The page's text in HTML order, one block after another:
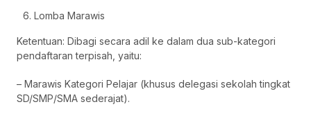
Lomba Marawis
Ketentuan: Dibagi secara adil ke dalam dua sub-kategori
pendaftaran terpisah, yaitu:
– Marawis Kategori Pelajar (khusus delegasi sekolah tingkat
SD/SMP/SMA sederajat).